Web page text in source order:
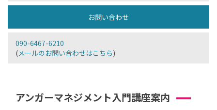
お問い合わせ
090-6467-6210
(メールのお問い合わせはこちら)
アンガーマネジメント入門講座案内